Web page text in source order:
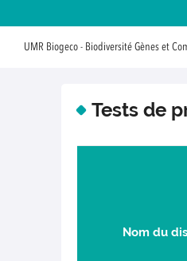
UMR Biogeco - Biodiversité Gènes et
Tests de
Nom du